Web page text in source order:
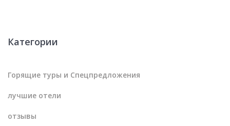
Категории
Горящие туры и Спецпредложения
лучшие отели
отзывы